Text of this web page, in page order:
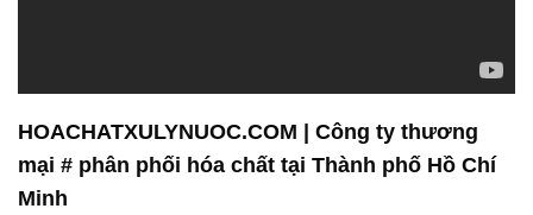
Công ty Hóa chất Đắc Trường Phát là một đơn vị
chuyên kinh doanh và phân phối hóa chất, và chúng
tôi tự hào được xem là một trong những đối tác
đáng tin cậy nhất trong ngành công nghiệp hóa